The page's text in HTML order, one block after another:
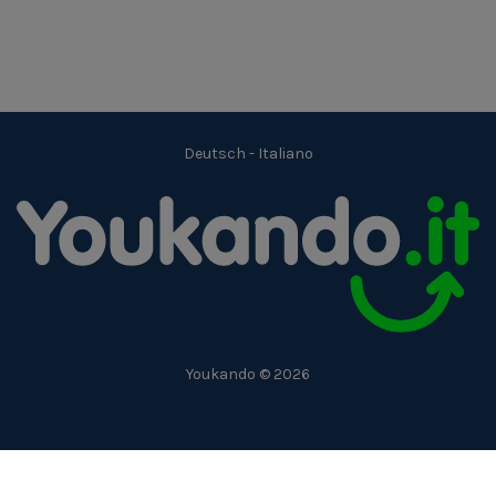
Deutsch - Italiano
Youkando © 2026